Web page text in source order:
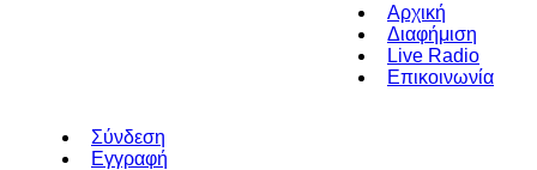
Αρχική
Διαφήμιση
Live Radio
Επικοινωνία
Σύνδεση
Εγγραφή